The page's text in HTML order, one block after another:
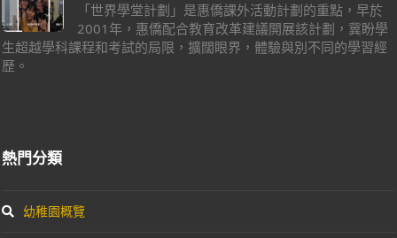
「世界學堂計劃」是惠僑課外活動計劃的重點，早於
2001年，惠僑配合教育改革建議開展該計劃，冀盼學
生超越學科課程和考試的局限，擴闊眼界，體驗與別不同的學習經
歷。
熱門分類
幼稚園概覽